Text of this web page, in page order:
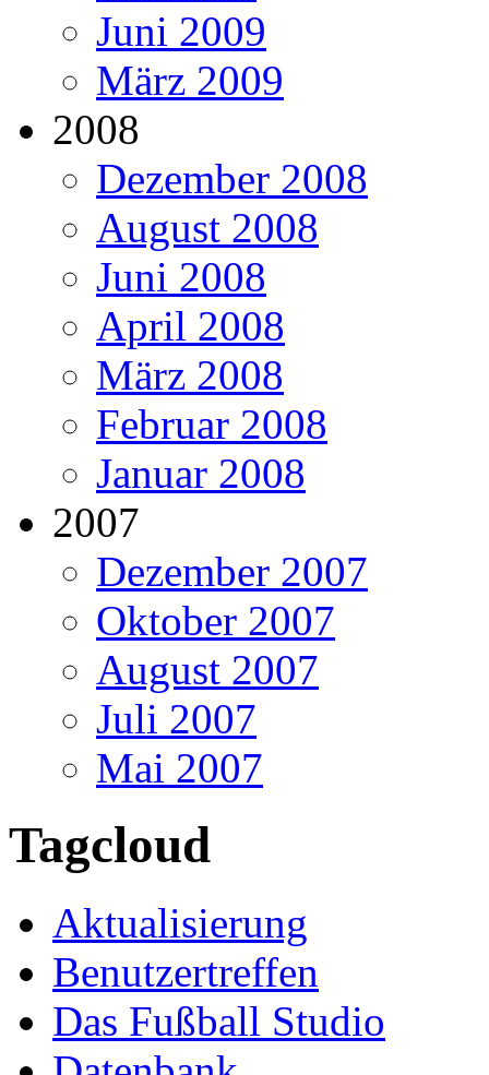
Juni 2009
März 2009
2008
Dezember 2008
August 2008
Juni 2008
April 2008
März 2008
Februar 2008
Januar 2008
2007
Dezember 2007
Oktober 2007
August 2007
Juli 2007
Mai 2007
Tagcloud
Aktualisierung
Benutzertreffen
Das Fußball Studio